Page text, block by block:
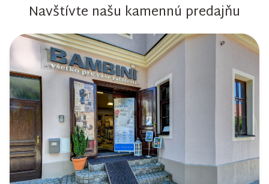
l
á
d
a
c
i
e
p
r
Navštívte našu kamennú predajňu